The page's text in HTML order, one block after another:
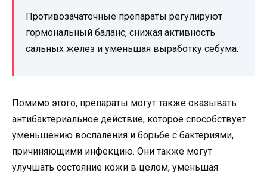
Противозачаточные препараты регулируют
гормональный баланс, снижая активность
сальных желез и уменьшая выработку себума.
Помимо этого, препараты могут также оказывать
антибактериальное действие, которое способствует
уменьшению воспаления и борьбе с бактериями,
причиняющими инфекцию. Они также могут
улучшать состояние кожи в целом, уменьшая